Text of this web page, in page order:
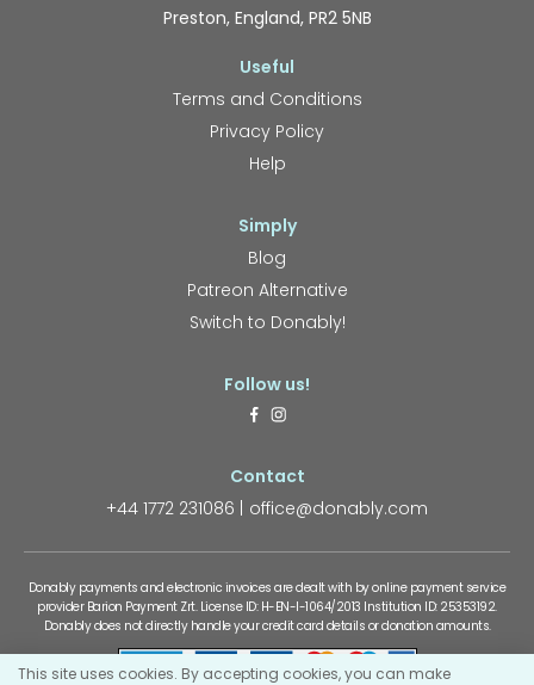
Preston, England, PR2 5NB
Useful
Terms and Conditions
Privacy Policy
Help
Simply
Blog
Patreon Alternative
Switch to Donably!
Follow us!
Contact
+44 1772 231086
office@donably.com
Donably payments and electronic invoices are dealt with by online payment service
provider Barion Payment Zrt. License ID: H-EN-I-1064/2013 Institution ID: 25353192.
Donably does not directly handle your credit card details or donation amounts.
This site uses cookies. By accepting cookies, you can make